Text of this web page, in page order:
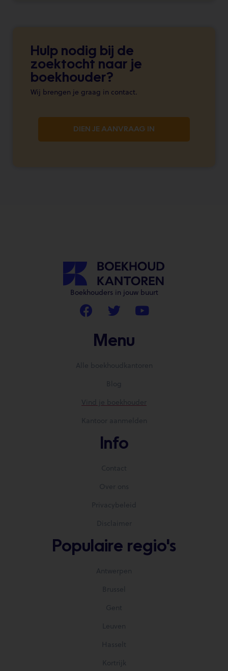
Hulp nodig bij de
zoektocht naar je
boekhouder?
Wij brengen je graag in contact.
DIEN JE AANVRAAG IN
Boekhouders in jouw buurt
Menu
Alle boekhoudkantoren
Blog
Vind je boekhouder
Kantoor aanmelden
Info
Contact
Over ons
Privacybeleid
Disclaimer
Populaire regio's
Antwerpen
Brussel
Gent
Leuven
Hasselt
Kortrijk